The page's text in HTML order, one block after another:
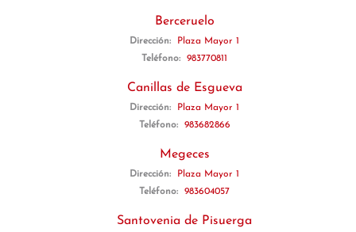
Berceruelo
Dirección:
Plaza Mayor 1
Teléfono:
983770811
Canillas de Esgueva
Dirección:
Plaza Mayor 1
Teléfono:
983682866
Megeces
Dirección:
Plaza Mayor 1
Teléfono:
983604057
Santovenia de Pisuerga